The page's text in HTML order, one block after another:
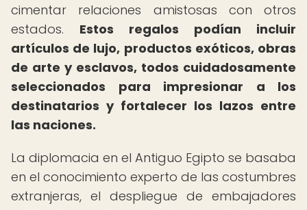
cimentar relaciones amistosas con otros
estados. Estos regalos podían incluir
artículos de lujo, productos exóticos, obras
de arte y esclavos, todos cuidadosamente
seleccionados para impresionar a los
destinatarios y fortalecer los lazos entre
las naciones.
La diplomacia en el Antiguo Egipto se basaba
en el conocimiento experto de las costumbres
extranjeras, el despliegue de embajadores